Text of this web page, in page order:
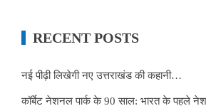
RECENT POSTS
नई पीढ़ी लिखेगी नए उत्तराखंड की कहानी…
कॉर्बेट नेशनल पार्क के 90 साल: भारत के पहले